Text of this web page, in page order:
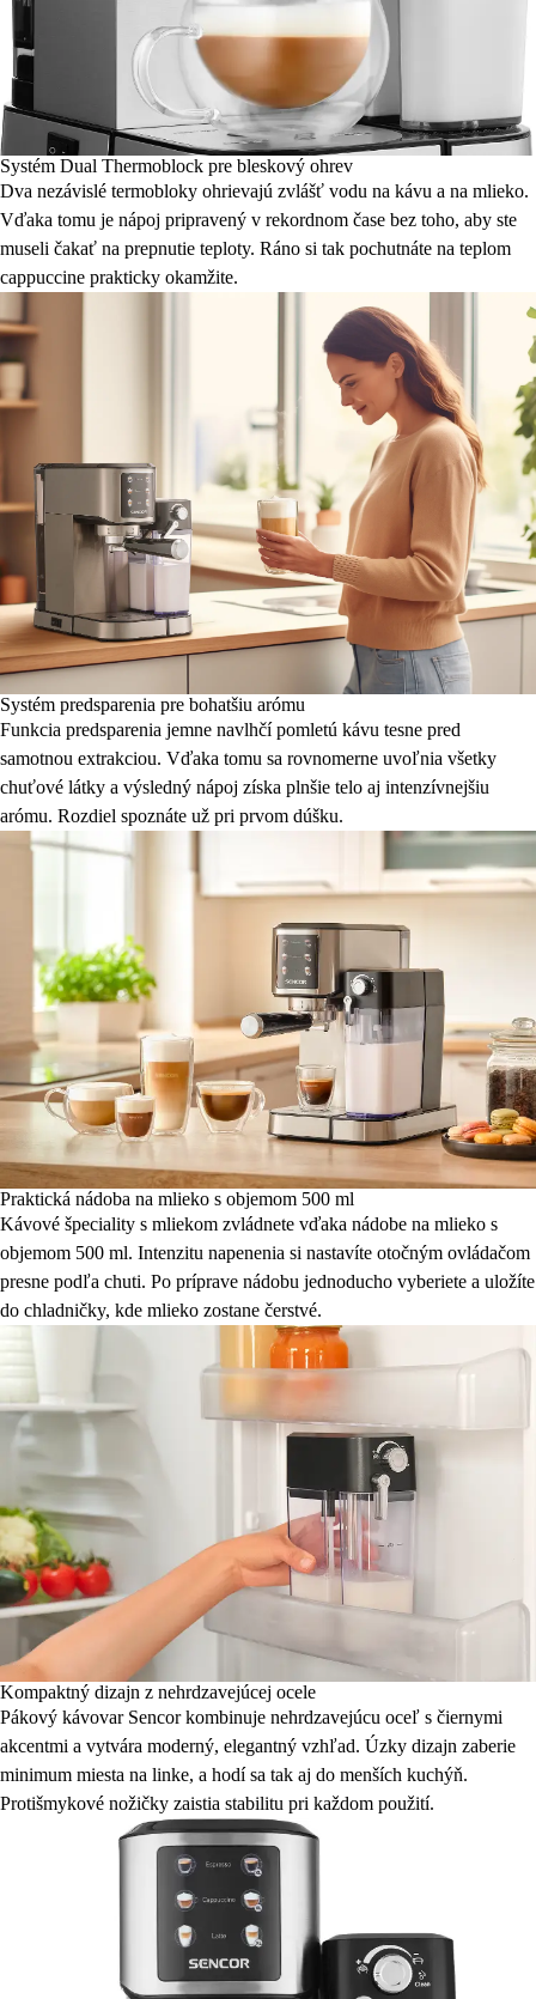
Systém Dual Thermoblock pre bleskový ohrev
Dva nezávislé termobloky ohrievajú zvlášť vodu na kávu a na mlieko.
Vďaka tomu je nápoj pripravený v rekordnom čase bez toho, aby ste
museli čakať na prepnutie teploty. Ráno si tak pochutnáte na teplom
cappuccine prakticky okamžite.
Systém predsparenia pre bohatšiu arómu
Funkcia predsparenia jemne navlhčí pomletú kávu tesne pred
samotnou extrakciou. Vďaka tomu sa rovnomerne uvoľnia všetky
chuťové látky a výsledný nápoj získa plnšie telo aj intenzívnejšiu
arómu. Rozdiel spoznáte už pri prvom dúšku.
Praktická nádoba na mlieko s objemom 500 ml
Kávové špeciality s mliekom zvládnete vďaka nádobe na mlieko s
objemom 500 ml. Intenzitu napenenia si nastavíte otočným ovládačom
presne podľa chuti. Po príprave nádobu jednoducho vyberiete a uložíte
do chladničky, kde mlieko zostane čerstvé.
Kompaktný dizajn z nehrdzavejúcej ocele
Pákový kávovar Sencor kombinuje nehrdzavejúcu oceľ s čiernymi
akcentmi a vytvára moderný, elegantný vzhľad. Úzky dizajn zaberie
minimum miesta na linke, a hodí sa tak aj do menších kuchýň.
Protišmykové nožičky zaistia stabilitu pri každom použití.